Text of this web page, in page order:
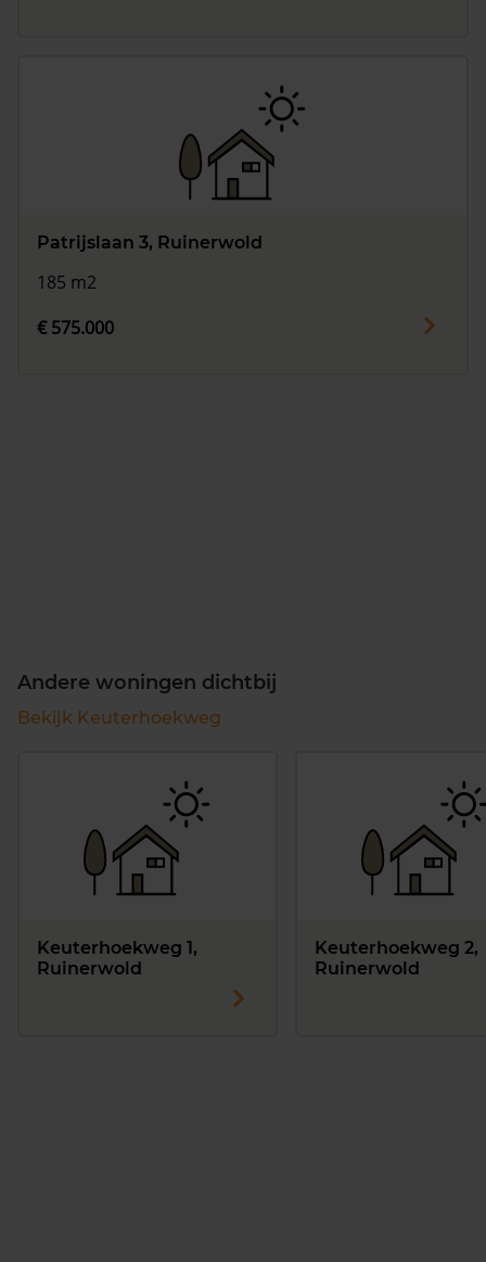
Patrijslaan 3, Ruinerwold
185 m2
€ 575.000
Andere woningen dichtbij
Bekijk Keuterhoekweg
Keuterhoekweg 1,
Ruinerwold
Keuterhoekweg 2,
Ruinerwold